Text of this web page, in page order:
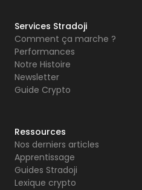
Services Stradoji
Comment ça marche ?
Performances
Notre Histoire
Newsletter
Guide Crypto
Ressources
Nos derniers articles
Apprentissage
Guides Stradoji
Lexique crypto